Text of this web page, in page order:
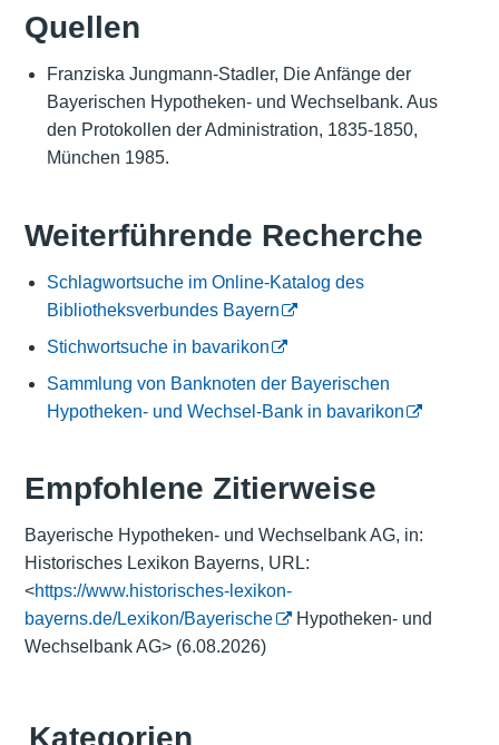
Quellen
Franziska Jungmann-Stadler, Die Anfänge der
Bayerischen Hypotheken- und Wechselbank. Aus
den Protokollen der Administration, 1835-1850,
München 1985.
Weiterführende Recherche
Schlagwortsuche im Online-Katalog des
Bibliotheksverbundes Bayern
Stichwortsuche in bavarikon
Sammlung von Banknoten der Bayerischen
Hypotheken- und Wechsel-Bank in bavarikon
Empfohlene Zitierweise
Bayerische Hypotheken- und Wechselbank AG, in:
Historisches Lexikon Bayerns, URL:
<https://www.historisches-lexikon-
bayerns.de/Lexikon/Bayerische
Hypotheken- und
Wechselbank AG> (6.08.2026)
Kategorien